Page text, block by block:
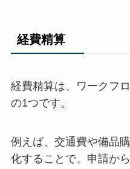
経費精算
経費精算は、ワークフ
の1つです。
例えば、交通費や備品
化することで、申請か